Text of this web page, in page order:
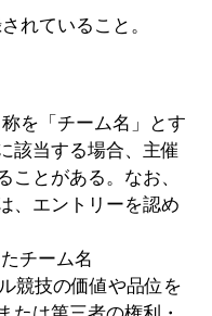
れていること。
を「チーム名」とす
該当する場合、主催
とがある。なお、
、エントリーを認め
チーム名
競技の価値や品位を